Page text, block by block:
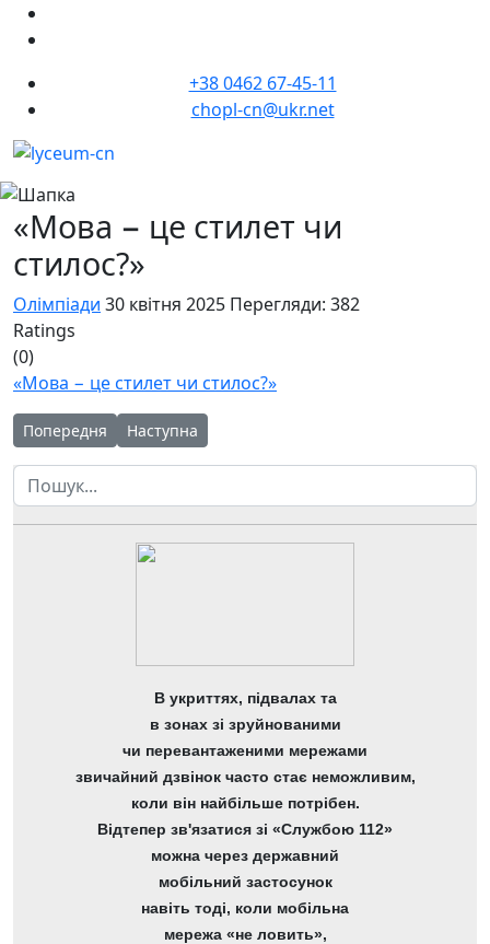
+38 0462 67-45-11
chopl-cn@ukr.net
«Мова − це стилет чи
стилос?»
Олімпіади 30 квітня 2025 Перегляди: 382
Ratings
(0)
«Мова − це стилет чи стилос?»
Попередня стаття: Синергія освіти, науки, командного духу
Попередня Наступна стаття: Відбувся черговий пул
Наступна
Пошук
В укриттях, підвалах та
в зонах зі зруйнованими
чи перевантаженими мережами
звичайний дзвінок часто стає неможливим,
коли він найбільше потрібен.
Відтепер зв'язатися зі «Службою 112»
можна через державний
мобільний застосунок
навіть тоді, коли мобільна
мережа «не ловить»,